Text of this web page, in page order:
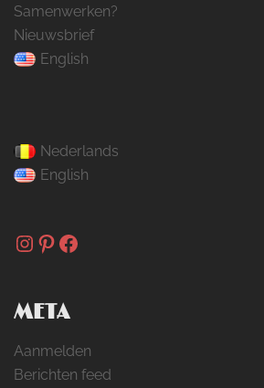
Samenwerken?
Nieuwsbrief
English
Nederlands
English
Instagram
Pinterest
Facebook
META
Aanmelden
Berichten feed